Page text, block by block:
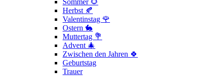
Sommer 🌻
Herbst 🍂
Valentinstag 🌹
Ostern 🐇
Muttertag 💐
Advent 🎄
Zwischen den Jahren 🍀
Geburtstag
Trauer